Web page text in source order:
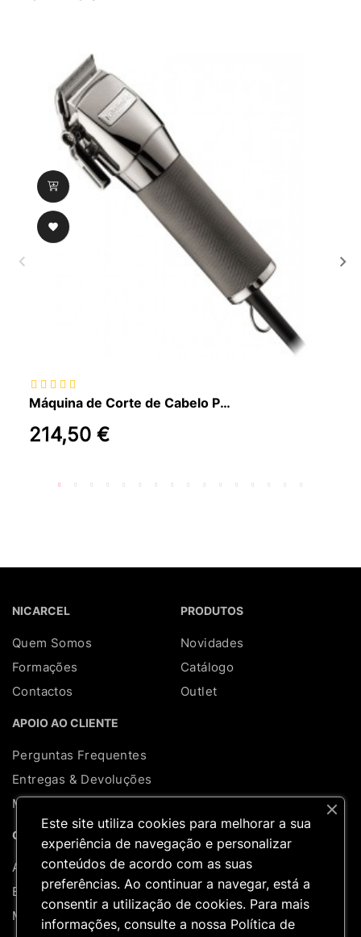

Máquina de Corte de Cabelo Profissional Babyliss Pro FX880E
214,50 €
NICARCEL
Quem Somos
Formações
Contactos
PRODUTOS
Novidades
Catálogo
Outlet
APOIO AO CLIENTE
Perguntas Frequentes
Entregas & Devoluções
Mapa do site
CONTA
A minha conta
Encomendas
Moradas
REDES SOCIAIS
Este site utiliza cookies para melhorar a sua
experiência de navegação e personalizar
conteúdos de acordo com as suas
preferências. Ao continuar a navegar, está a
consentir a utilização de cookies. Para mais
informações, consulte a nossa Política de